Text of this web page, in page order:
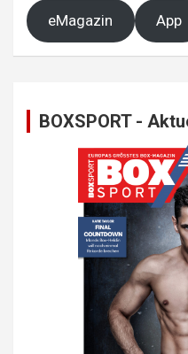
eMagazin App
BOXSPORT -